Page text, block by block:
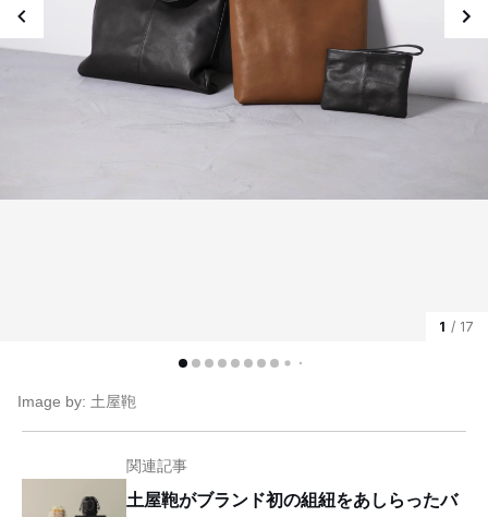
1 / 17
Image by: 土屋鞄
関連記事
土屋鞄がブランド初の組紐をあしらったバ